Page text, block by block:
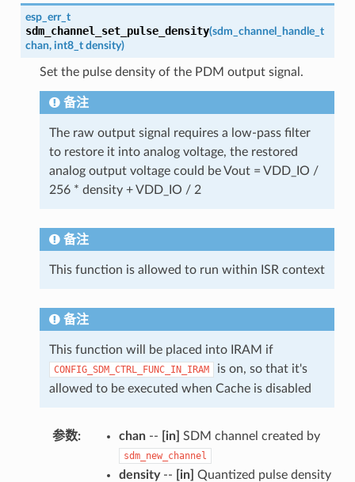
esp_err_t
sdm_channel_set_pulse_density(sdm_channel_handle_t
chan, int8_t density)
Set the pulse density of the PDM output signal.
备注
The raw output signal requires a low-pass filter
to restore it into analog voltage, the restored
analog output voltage could be Vout = VDD_IO /
256 * density + VDD_IO / 2
备注
This function is allowed to run within ISR context
备注
This function will be placed into IRAM if
CONFIG_SDM_CTRL_FUNC_IN_IRAM
is on, so that it's
allowed to be executed when Cache is disabled
参数 chan-- [in] SDM channel created by
sdm_new_channel
density-- [in] Quantized pulse density